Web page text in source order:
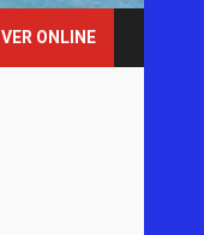
VER ONLINE